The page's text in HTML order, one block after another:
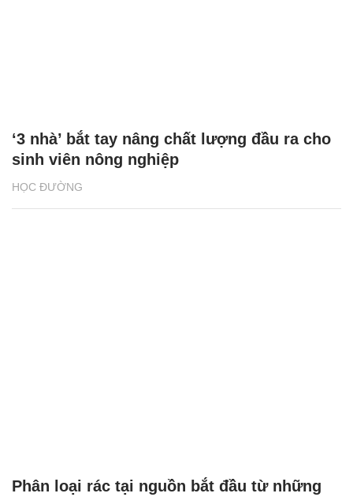
HỌC ĐƯỜNG
‘3 nhà’ bắt tay nâng chất lượng đầu ra cho
sinh viên nông nghiệp
Phân loại rác tại nguồn bắt đầu từ những